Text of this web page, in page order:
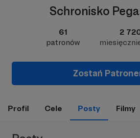
Schronisko
61
patronów
2
Zostań
Profil Cele Posty Filmy